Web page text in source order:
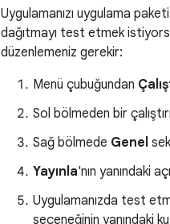
Uygulamanızı uygulama
dağıtmayı test etmek
düzenlemeniz gerekir:
Menü çubuğundan
Sol bölmeden bir
Sağ bölmede Genel
Yayınla'nın yanındaki
Uygulamanızda test
seçeneğinin yanındaki